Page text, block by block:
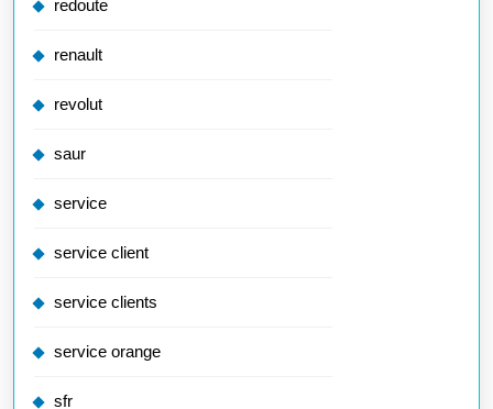
redoute
renault
revolut
saur
service
service client
service clients
service orange
sfr